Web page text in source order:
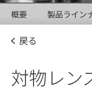
概要 製品ライン
戻る
対物レン